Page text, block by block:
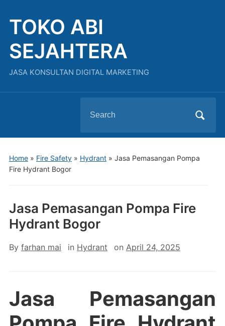
TOKO ABI
SEJAHTERA
JASA KONSULTAN DIGITAL MARKETING
for:
Home» Fire Safety» Hydrant» Jasa Pemasangan Pompa
Fire Hydrant Bogor
Jasa Pemasangan Pompa Fire
Hydrant Bogor
By farhan mai in Hydrant on April 24, 2025
Jasa Pemasangan